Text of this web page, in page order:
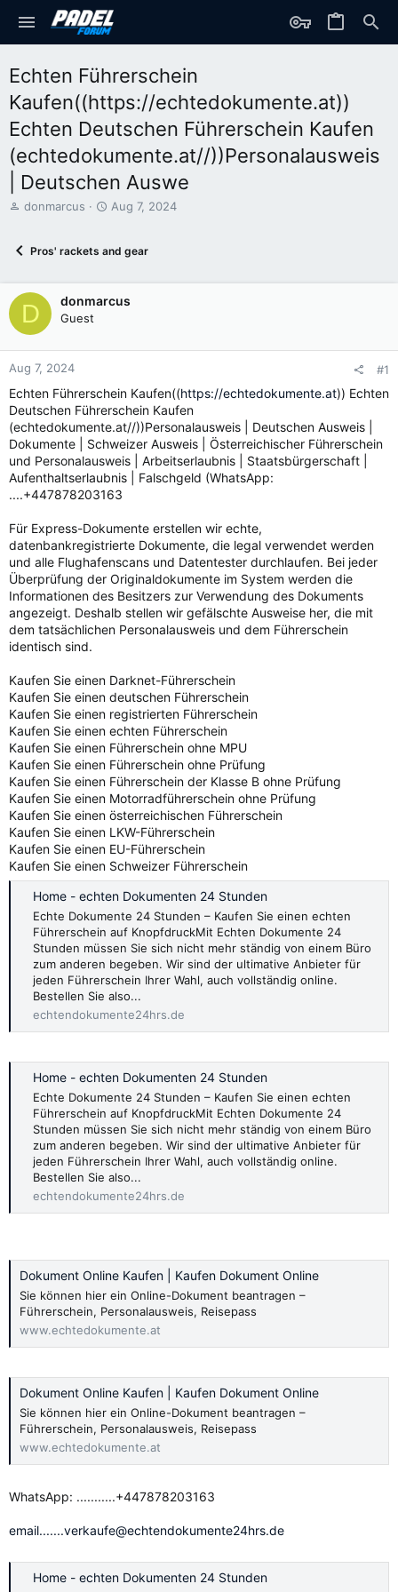
Echten Führerschein
Kaufen((https://echtedokumente.at))
Echten Deutschen Führerschein Kaufen
(echtedokumente.at//))Personalausweis
| Deutschen Auswe
T
d
a
r
t
r
donmarcus
S
r
d
a
Aug 7, 2024
Pros' rackets and gear
D donmarcus
Guest
Aug 7, 2024 #1
Echten Führerschein Kaufen((https://echtedokumente.at)) Echten
Deutschen Führerschein Kaufen
(echtedokumente.at//))Personalausweis | Deutschen Ausweis |
Dokumente | Schweizer Ausweis | Österreichischer Führerschein
und Personalausweis | Arbeitserlaubnis | Staatsbürgerschaft |
Aufenthaltserlaubnis | Falschgeld (WhatsApp:
....+447878203163
Für Express-Dokumente erstellen wir echte,
datenbankregistrierte Dokumente, die legal verwendet werden
und alle Flughafenscans und Datentester durchlaufen. Bei jeder
Überprüfung der Originaldokumente im System werden die
Informationen des Besitzers zur Verwendung des Dokuments
angezeigt. Deshalb stellen wir gefälschte Ausweise her, die mit
dem tatsächlichen Personalausweis und dem Führerschein
identisch sind.
Kaufen Sie einen Darknet-Führerschein
Kaufen Sie einen deutschen Führerschein
Kaufen Sie einen registrierten Führerschein
Kaufen Sie einen echten Führerschein
Kaufen Sie einen Führerschein ohne MPU
Kaufen Sie einen Führerschein ohne Prüfung
Kaufen Sie einen Führerschein der Klasse B ohne Prüfung
Kaufen Sie einen Motorradführerschein ohne Prüfung
Kaufen Sie einen österreichischen Führerschein
Kaufen Sie einen LKW-Führerschein
Kaufen Sie einen EU-Führerschein
Kaufen Sie einen Schweizer Führerschein
Home - echten Dokumenten 24 Stunden
Echte Dokumente 24 Stunden – Kaufen Sie einen echten
Führerschein auf KnopfdruckMit Echten Dokumente 24
Stunden müssen Sie sich nicht mehr ständig von einem Büro
zum anderen begeben. Wir sind der ultimative Anbieter für
jeden Führerschein Ihrer Wahl, auch vollständig online.
Bestellen Sie also...
echtendokumente24hrs.de
Home - echten Dokumenten 24 Stunden
Echte Dokumente 24 Stunden – Kaufen Sie einen echten
Führerschein auf KnopfdruckMit Echten Dokumente 24
Stunden müssen Sie sich nicht mehr ständig von einem Büro
zum anderen begeben. Wir sind der ultimative Anbieter für
jeden Führerschein Ihrer Wahl, auch vollständig online.
Bestellen Sie also...
echtendokumente24hrs.de
Dokument Online Kaufen | Kaufen Dokument Online
Sie können hier ein Online-Dokument beantragen –
Führerschein, Personalausweis, Reisepass
www.echtedokumente.at
Dokument Online Kaufen | Kaufen Dokument Online
Sie können hier ein Online-Dokument beantragen –
Führerschein, Personalausweis, Reisepass
www.echtedokumente.at
WhatsApp: ...........+447878203163
email.......verkaufe@echtendokumente24hrs.de
Home - echten Dokumenten 24 Stunden